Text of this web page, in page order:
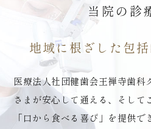
当院の診
地域に根ざした包
医療法人社団健歯会王禅寺歯科
さまが安心して通える、そして
「口から食べる喜び」を提供